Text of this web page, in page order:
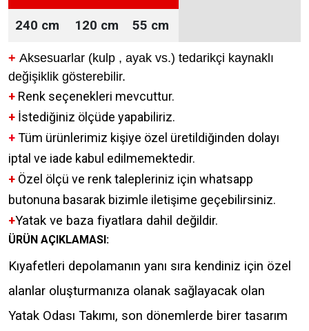
240 cm 120 cm 55 cm
+ Aksesuarlar (kulp , ayak vs.) tedarikçi kaynaklı
değişiklik gösterebilir.
+ Renk seçenekleri mevcuttur.
+ İstediğiniz ölçüde yapabiliriz.
+Tüm ürünlerimiz kişiye özel üretildiğinden dolayı
iptal ve iade kabul edilmemektedir.
+ Özel ölçü ve renk talepleriniz için whatsapp
butonuna basarak bizimle iletişime geçebilirsiniz.
+Yatak ve baza fiyatlara dahil değildir.
ÜRÜN AÇIKLAMASI:
Kıyafetleri depolamanın yanı sıra kendiniz için özel
alanlar oluşturmanıza olanak sağlayacak olan
Yatak Odası Takımı, son dönemlerde birer tasarım